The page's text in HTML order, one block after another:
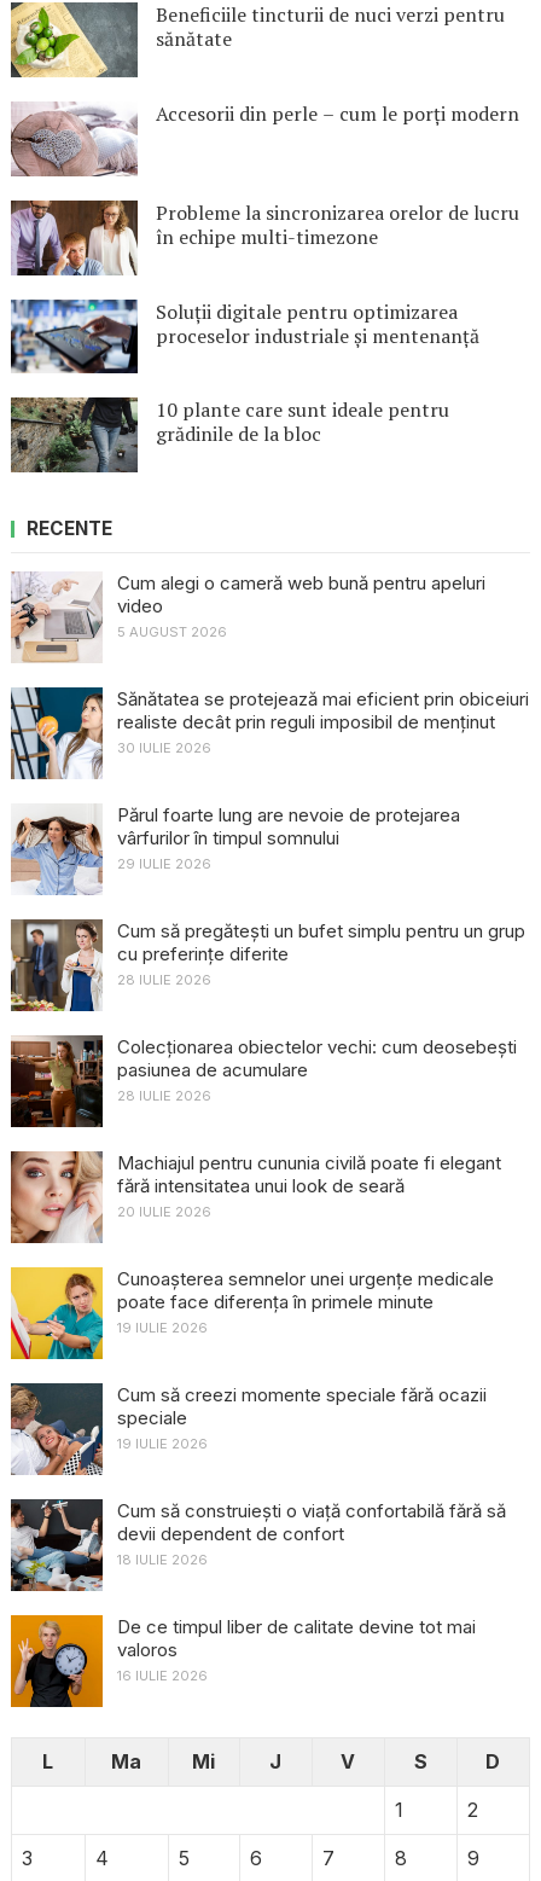
Beneficiile tincturii de nuci verzi pentru
sănătate
Accesorii din perle – cum le porți modern
Probleme la sincronizarea orelor de lucru
în echipe multi-timezone
Soluții digitale pentru optimizarea
proceselor industriale și mentenanță
10 plante care sunt ideale pentru
grădinile de la bloc
RECENTE
Cum alegi o cameră web bună pentru apeluri
video
5 AUGUST 2026
Sănătatea se protejează mai eficient prin obiceiuri
realiste decât prin reguli imposibil de menținut
30 IULIE 2026
Părul foarte lung are nevoie de protejarea
vârfurilor în timpul somnului
29 IULIE 2026
Cum să pregătești un bufet simplu pentru un grup
cu preferințe diferite
28 IULIE 2026
Colecționarea obiectelor vechi: cum deosebești
pasiunea de acumulare
28 IULIE 2026
Machiajul pentru cununia civilă poate fi elegant
fără intensitatea unui look de seară
20 IULIE 2026
Cunoașterea semnelor unei urgențe medicale
poate face diferența în primele minute
19 IULIE 2026
Cum să creezi momente speciale fără ocazii
speciale
19 IULIE 2026
Cum să construiești o viață confortabilă fără să
devii dependent de confort
18 IULIE 2026
De ce timpul liber de calitate devine tot mai
valoros
16 IULIE 2026
L Ma Mi J V S
D
1
2
3
4 5 6 7 8 9